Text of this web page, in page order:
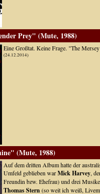
Prey" (Mute, 1988)
Eine Großtat. Keine Frage. "The
(24.12.2014)
(Mute, 1988)
Auf dem dritten Album hatte der
Umfeld geblieben warMick Harvey,
Freundin bzw. Ehefrau) und drei
Thomas Stern(so weit ich weiß,